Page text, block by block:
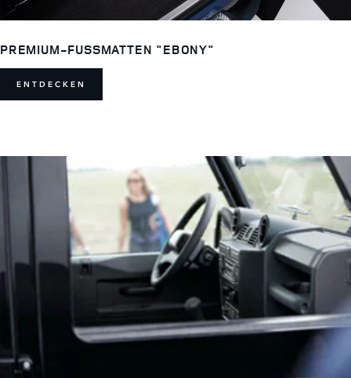
PREMIUM-FUSSMATTEN "EBONY"
ENTDECKEN